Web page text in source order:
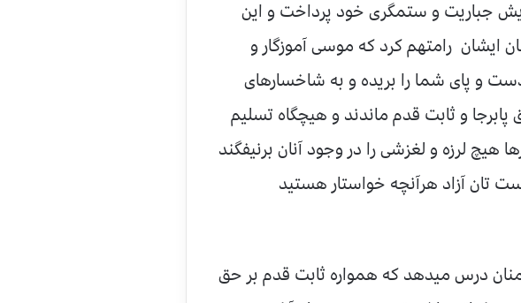
جباریت و ستمگری خود پرداخت و این
ایشان رامتهم کرد که موسی آموزگار و
و پای شما را بریده و به شاخسارهای
و ثابت قدم ماندند و هیچگاه تسلیم
لرزه و لغزشی را در وجود آنان برنیفگند
تان آزاد هرآنچه خواستار هستید
درس میدهد که همواره ثابت قدم بر حق